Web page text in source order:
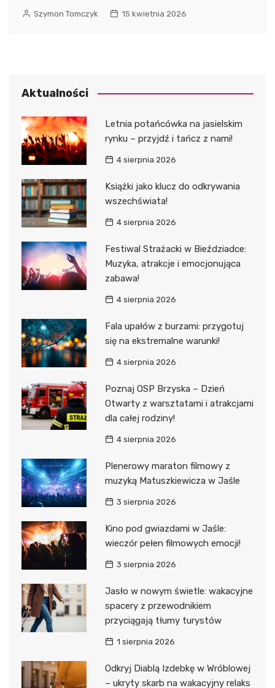
Szymon Tomczyk 15 kwietnia 2026
Aktualności
Letnia potańcówka na jasielskim
rynku – przyjdź i tańcz z nami!
4 sierpnia 2026
Książki jako klucz do odkrywania
wszechświata!
4 sierpnia 2026
Festiwal Strażacki w Bieździadce:
Muzyka, atrakcje i emocjonująca
zabawa!
4 sierpnia 2026
Fala upałów z burzami: przygotuj
się na ekstremalne warunki!
4 sierpnia 2026
Poznaj OSP Brzyska – Dzień
Otwarty z warsztatami i atrakcjami
dla całej rodziny!
4 sierpnia 2026
Plenerowy maraton filmowy z
muzyką Matuszkiewicza w Jaśle
3 sierpnia 2026
Kino pod gwiazdami w Jaśle:
wieczór pełen filmowych emocji!
3 sierpnia 2026
Jasło w nowym świetle: wakacyjne
spacery z przewodnikiem
przyciągają tłumy turystów
1 sierpnia 2026
Odkryj Diablą Izdebkę w Wróblowej
– ukryty skarb na wakacyjny relaks